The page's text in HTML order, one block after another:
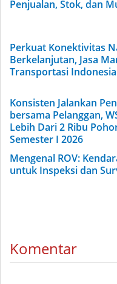
Penjualan, Stok, dan
Perkuat Konektivitas
Berkelanjutan, Jasa
Transportasi
Konsisten Jalankan
bersama Pelanggan,
Lebih Dari 2 Ribu
Semester I 2026
Mengenal ROV:
untuk Inspeksi dan
Komentar